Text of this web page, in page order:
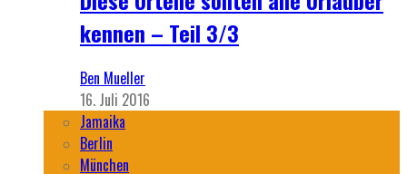
kennen – Teil 3/3
Ben Mueller
16. Juli 2016
Jamaika
Berlin
München